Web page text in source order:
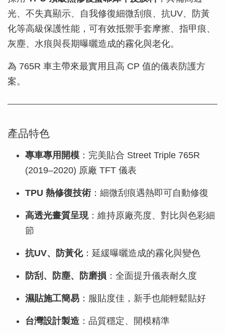
光、不失真顯示、自我修復細微刮痕、抗UV、防黃
化等高級保護性能，可有效抵禦手套摩擦、指甲痕、
灰塵、水痕與長期曝曬造成的霧化與老化。
為 765R 車主帶來最實用且高 CP 值的儀表防護方
案。
產品特色
專車專用開模 ：完美貼合 Street Triple 765R
(2019–2020) 原廠 TFT 儀表
TPU 熱修復技術：細微刮痕遇熱即可自動修復
高透光畫質呈現：維持原廠亮度、對比與色彩細
節
抗UV、防黃化：延緩曝曬造成的霧化與變色
防刮、防塵、防磨損 ：全面提升儀表耐久度
濕貼施工簡易 ：服貼度佳，新手也能輕鬆貼好
台灣設計製造 ：品質穩定、開模精準